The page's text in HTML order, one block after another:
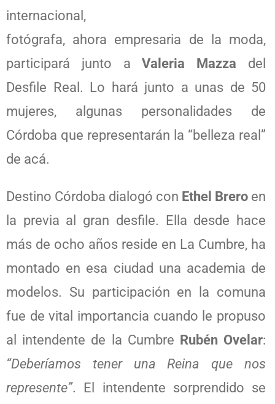
internacional,
fotógrafa, ahora empresaria de la moda,
participará junto aValeria Mazza del
Desfile Real. Lo hará junto a unas de 50
mujeres, algunas personalidades de
Córdoba que representarán la “belleza real”
de acá.
Destino Córdoba dialogó con Ethel Brero en
la previa al gran desfile. Ella desde hace
más de ocho años reside en La Cumbre, ha
montado en esa ciudad una academia de
modelos. Su participación en la comuna
fue de vital importancia cuando le propuso
al intendente de la Cumbre Rubén Ovelar:
“Deberíamos tener una Reina que nos
represente”. El intendente sorprendido se